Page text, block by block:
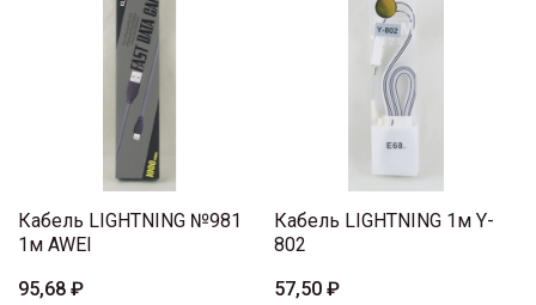
Кабель LIGHTNING №981
1м AWEI
95,68 ₽
Кабель LIGHTNING 1м Y-
802
57,50 ₽